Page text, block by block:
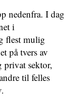
nedenfra. I dag
i
flest mulig
på tvers av
privat sektor,
til felles